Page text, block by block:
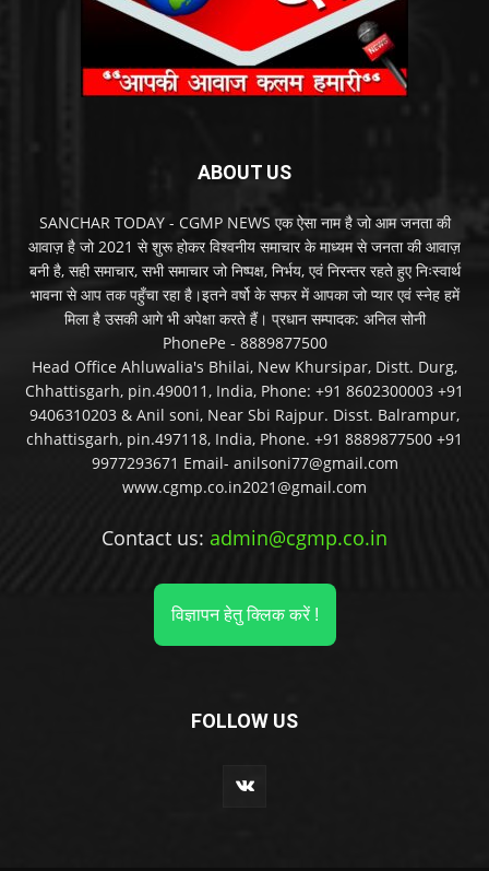
ABOUT US
SANCHAR TODAY - CGMP NEWS एक ऐसा नाम है जो आम जनता की
आवाज़ है जो 2021 से शुरू होकर विश्वनीय समाचार के माध्यम से जनता की आवाज़
बनी है, सही समाचार, सभी समाचार जो निष्पक्ष, निर्भय, एवं निरन्तर रहते हुए निःस्वार्थ
भावना से आप तक पहुँचा रहा है।इतने वर्षो के सफर में आपका जो प्यार एवं स्नेह हमें
मिला है उसकी आगे भी अपेक्षा करते हैं। प्रधान सम्पादक: अनिल सोनी
PhonePe - 8889877500
Head Office Ahluwalia's Bhilai, New Khursipar, Distt. Durg,
Chhattisgarh, pin.490011, India, Phone: +91 8602300003 +91
9406310203 & Anil soni, Near Sbi Rajpur. Disst. Balrampur,
chhattisgarh, pin.497118, India, Phone. +91 8889877500 +91
9977293671 Email- anilsoni77@gmail.com
www.cgmp.co.in2021@gmail.com
Contact us: admin@cgmp.co.in
विज्ञापन हेतु क्लिक करें !
FOLLOW US